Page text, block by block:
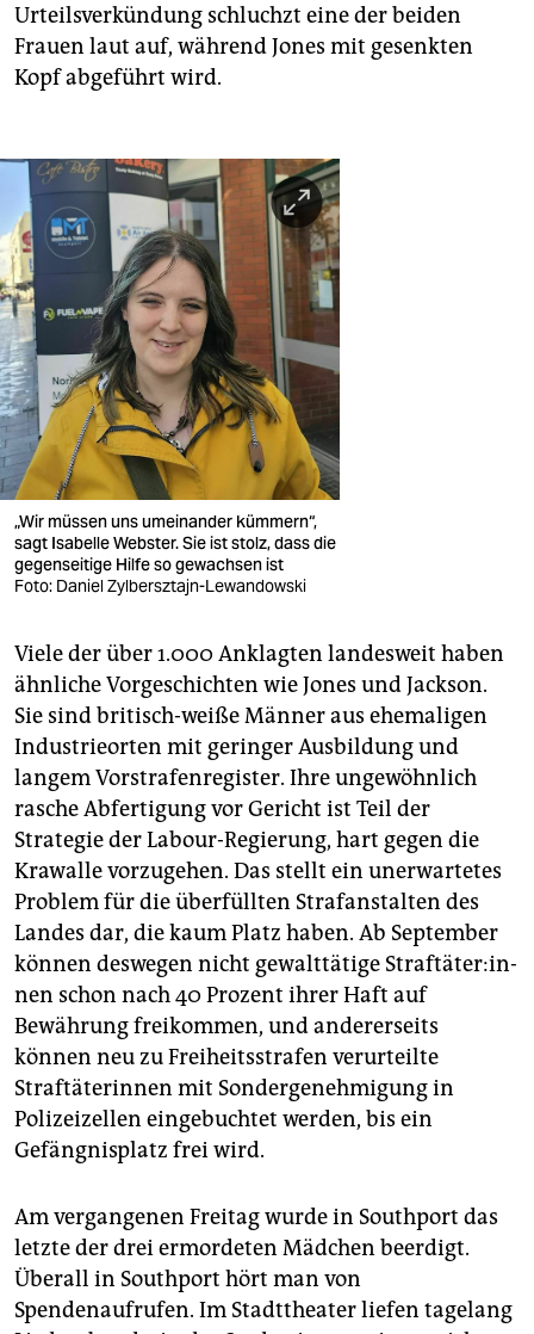
Urteilsverkündung schluchzt eine der beiden
Frauen laut auf, während Jones mit gesenkten
Kopf abgeführt wird.
„Wir müssen uns umeinander kümmern“,
sagt Isabelle Webster. Sie ist stolz, dass die
gegenseitige Hilfe so gewachsen ist
Foto: Daniel Zylbersztajn-Lewandowski
Viele der über 1.000 Anklagten landesweit haben
ähnliche Vorgeschichten wie Jones und Jackson.
Sie sind britisch-weiße Männer aus ehemaligen
Industrieorten mit geringer Ausbildung und
langem Vorstrafenregister. Ihre ungewöhnlich
rasche Abfertigung vor Gericht ist Teil der
Strategie der Labour-Regierung, hart gegen die
Krawalle vorzugehen. Das stellt ein unerwartetes
Problem für die überfüllten Strafanstalten des
Landes dar, die kaum Platz haben. Ab September
können deswegen nicht gewalttätige Straf­tä­te­r:in­
nen schon nach 40 Prozent ihrer Haft auf
Bewährung freikommen, und andererseits
können neu zu Freiheitsstrafen verurteilte
Straftäterinnen mit Sondergenehmigung in
Polizeizellen eingebuchtet werden, bis ein
Gefängnisplatz frei wird.
Am vergangenen Freitag wurde in Southport das
letzte der drei ermordeten Mädchen beerdigt.
Überall in Southport hört man von
Spendenaufrufen. Im Stadttheater liefen tagelang